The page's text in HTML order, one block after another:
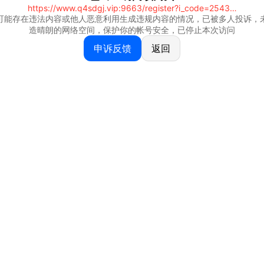
https://www.q4sdgj.vip:9663/register?i_code=25430844
能存在违法内容或他人恶意利用生成违规内容的情况，已被多人投诉，
造晴朗的网络空间，保护你的帐号安全，已停止本次访问
申诉反馈 返回